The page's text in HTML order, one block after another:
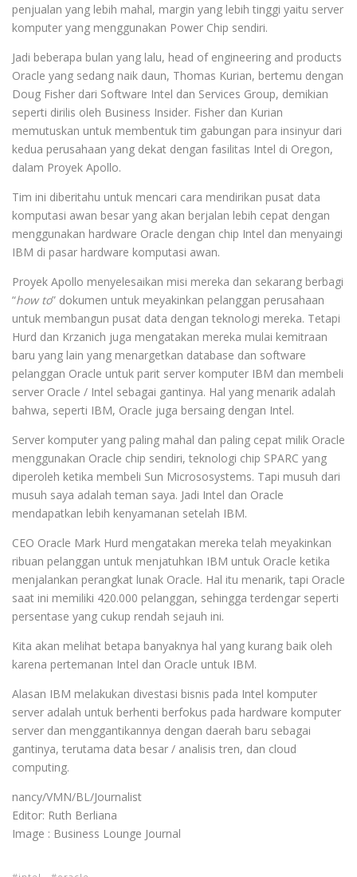
penjualan yang lebih mahal, margin yang lebih tinggi yaitu server
komputer yang menggunakan Power Chip sendiri.
Jadi beberapa bulan yang lalu, head of engineering and products
Oracle yang sedang naik daun, Thomas Kurian, bertemu dengan
Doug Fisher dari Software Intel dan Services Group, demikian
seperti dirilis oleh Business Insider. Fisher dan Kurian
memutuskan untuk membentuk tim gabungan para insinyur dari
kedua perusahaan yang dekat dengan fasilitas Intel di Oregon,
dalam Proyek Apollo.
Tim ini diberitahu untuk mencari cara mendirikan pusat data
komputasi awan besar yang akan berjalan lebih cepat dengan
menggunakan hardware Oracle dengan chip Intel dan menyaingi
IBM di pasar hardware komputasi awan.
Proyek Apollo menyelesaikan misi mereka dan sekarang berbagi
“how to” dokumen untuk meyakinkan pelanggan perusahaan
untuk membangun pusat data dengan teknologi mereka. Tetapi
Hurd dan Krzanich juga mengatakan mereka mulai kemitraan
baru yang lain yang menargetkan database dan software
pelanggan Oracle untuk parit server komputer IBM dan membeli
server Oracle / Intel sebagai gantinya. Hal yang menarik adalah
bahwa, seperti IBM, Oracle juga bersaing dengan Intel.
Server komputer yang paling mahal dan paling cepat milik Oracle
menggunakan Oracle chip sendiri, teknologi chip SPARC yang
diperoleh ketika membeli Sun Micrososystems. Tapi musuh dari
musuh saya adalah teman saya. Jadi Intel dan Oracle
mendapatkan lebih kenyamanan setelah IBM.
CEO Oracle Mark Hurd mengatakan mereka telah meyakinkan
ribuan pelanggan untuk menjatuhkan IBM untuk Oracle ketika
menjalankan perangkat lunak Oracle. Hal itu menarik, tapi Oracle
saat ini memiliki 420.000 pelanggan, sehingga terdengar seperti
persentase yang cukup rendah sejauh ini.
Kita akan melihat betapa banyaknya hal yang kurang baik oleh
karena pertemanan Intel dan Oracle untuk IBM.
Alasan IBM melakukan divestasi bisnis pada Intel komputer
server adalah untuk berhenti berfokus pada hardware komputer
server dan menggantikannya dengan daerah baru sebagai
gantinya, terutama data besar / analisis tren, dan cloud
computing.
nancy/VMN/BL/Journalist
Editor: Ruth Berliana
Image : Business Lounge Journal